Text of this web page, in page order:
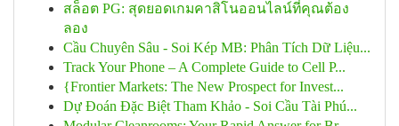
สล็อต PG: สุดยอดเกมคาสิโนออนไลน์ที่คุณต้อง
ลอง
Cầu Chuyên Sâu - Soi Kép MB: Phân Tích Dữ Liệu...
Track Your Phone – A Complete Guide to Cell P...
{Frontier Markets: The New Prospect for Invest...
Dự Đoán Đặc Biệt Tham Khảo - Soi Cầu Tài Phú...